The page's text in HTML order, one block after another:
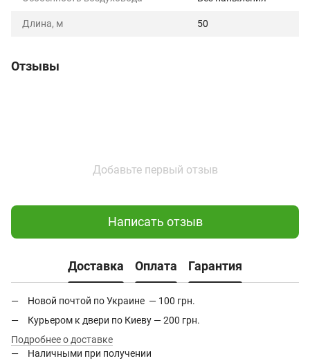
Длина, м 50
Отзывы
Добавьте первый отзыв
Написать отзыв
Доставка Оплата Гарантия
Новой почтой по Украине — 100 грн.
Курьером к двери по Киеву — 200 грн.
Подробнее о доставке
Наличными при получении